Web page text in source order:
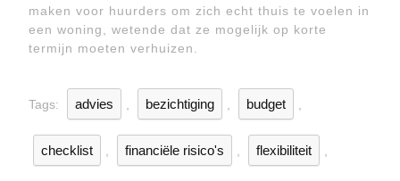
maken voor huurders om zich echt thuis te voelen in
een woning, wetende dat ze mogelijk op korte
termijn moeten verhuizen.
Tags: advies bezichtiging budget
checklist financiële risico's flexibiliteit